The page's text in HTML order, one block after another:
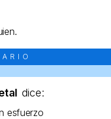
dice:
esfuerzo